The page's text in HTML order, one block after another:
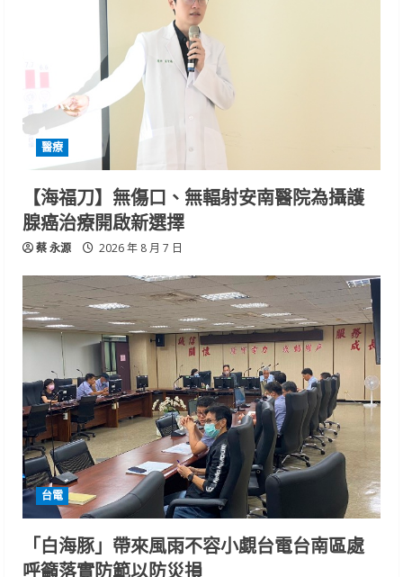
醫療
【海福刀】無傷口、無輻射安南醫院為攝護
腺癌治療開啟新選擇
蔡 永源 2026 年 8 月 7 日
台電
「白海豚」帶來風雨不容小覷台電台南區處
呼籲落實防範以防災損